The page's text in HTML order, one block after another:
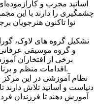
اساتید مجرب و
چشمگیری را دارند با این
نوا تاکنون هنرجویان
تشکیل گروه های لاوک،
و گروه موسیقی
برخی از افتخاران
اقدامات منظم و برنامه‌ریزی شده‌ی خود به آن نائل آمده‌اند.
نظام آموزشی در این مرکز
دنیاست و اساتید تلاش دارند
آموزش دهند تا فرزندان